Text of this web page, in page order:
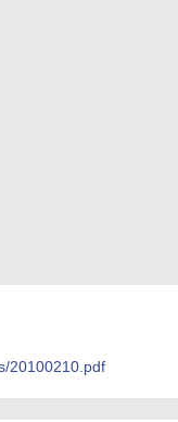
20100210.pdf